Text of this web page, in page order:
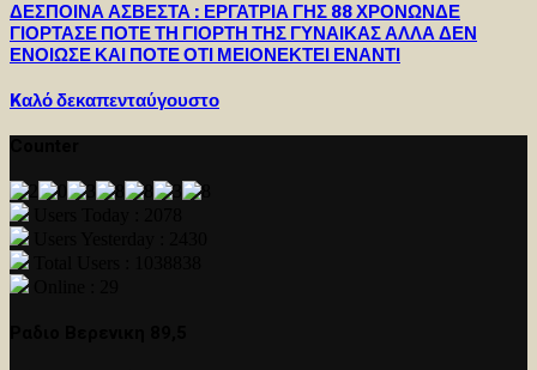
ΔΕΣΠΟΙΝΑ ΑΣΒΕΣΤΑ : ΕΡΓΑΤΡΙΑ ΓΗΣ 88 ΧΡΟΝΩΝΔΕ
ΓΙΟΡΤΑΣΕ ΠΟΤΕ ΤΗ ΓΙΟΡΤΗ ΤΗΣ ΓΥΝΑΙΚΑΣ ΑΛΛΑ ΔΕΝ
ΕΝΟΙΩΣΕ ΚΑΙ ΠΟΤΕ ΟΤΙ ΜΕΙΟΝΕΚΤΕΙ ΕΝΑΝΤΙ
Kαλό δεκαπενταύγουστο